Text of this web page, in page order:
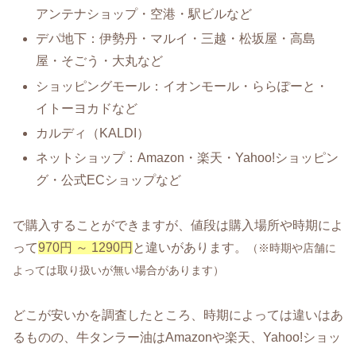
アンテナショップ・空港・駅ビルなど
デパ地下：伊勢丹・マルイ・三越・松坂屋・高島
屋・そごう・大丸など
ショッピングモール：イオンモール・ららぽーと・
イトーヨカドなど
カルディ（KALDI）
ネットショップ：Amazon・楽天・Yahoo!ショッピン
グ・公式ECショップなど
で購入することができますが、値段は購入場所や時期によ
って970円 ～ 1290円 と違いがあります。
（※時期や店舗に
よっては取り扱いが無い場合があります）
どこが安いかを調査したところ、時期によっては違いはあ
るものの、牛タンラー油はAmazonや楽天、Yahoo!ショッ